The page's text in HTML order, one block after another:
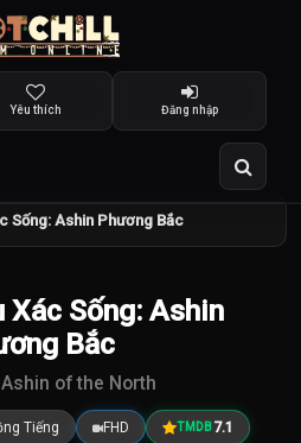
Yêu thích Đăng nhập
Sống: Ashin Phương Bắc
7.1/10
Xác Sống: Ashin
Bắc
of the North
Tiếng FHD TMDB7.1